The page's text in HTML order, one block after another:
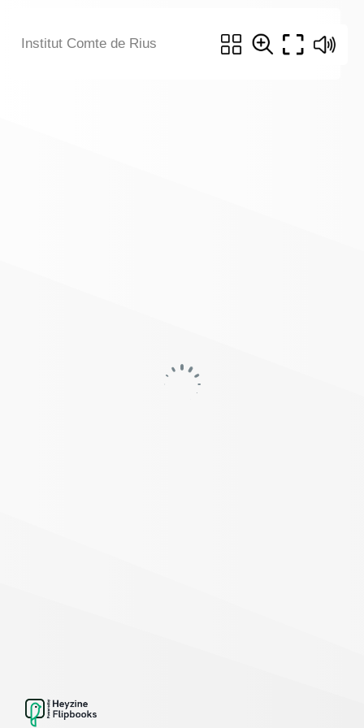
Institut Comte de Rius